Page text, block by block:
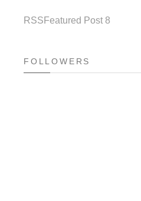
RSS Featured Post 8
FOLLOWERS